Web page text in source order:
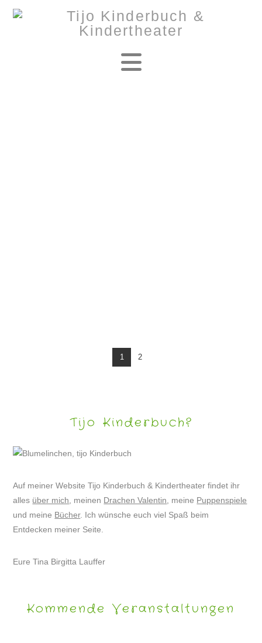
Navigation
1 2
Tijo Kinderbuch?
Auf meiner Website Tijo Kinderbuch & Kindertheater findet ihr
alles über mich , meinen Drachen Valentin , meine Puppenspiele
und meine Bücher. Ich wünsche euch viel Spaß beim
Entdecken meiner Seite.
Eure Tina Birgitta Lauffer
Kommende Veranstaltungen